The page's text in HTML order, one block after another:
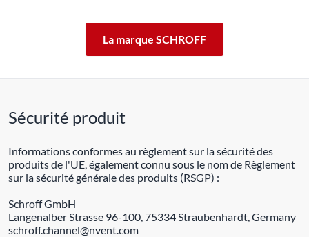
La marque SCHROFF
Sécurité produit
Informations conformes au règlement sur la sécurité des
produits de l'UE, également connu sous le nom de Règlement
sur la sécurité générale des produits (RSGP) :
Schroff GmbH
Langenalber Strasse 96-100, 75334 Straubenhardt, Germany
schroff.channel@nvent.com